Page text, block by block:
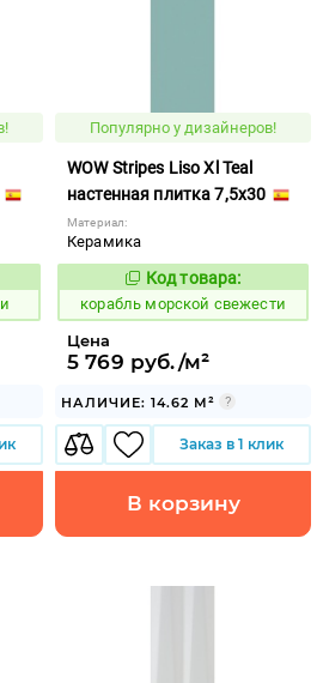
Популярно у дизайнеров!
WOW Stripes Liso Xl Teal
настенная плитка 7,5x30
Материал:
Керамика
773208
Код товара:
корабль морской свежести
Цена
5 769 руб./м²
НАЛИЧИЕ: 14.62 М²
Заказ в 1 клик
В корзину